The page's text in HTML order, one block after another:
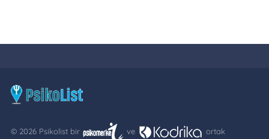
© 2026 Psikolist bir ve ortak